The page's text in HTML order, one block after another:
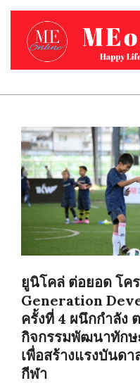
Skip
content
Primary
Menu
ยูนิโคล่ ต่อยอด โค
Generation
ครั้งที่ 4 ผนึกกำลัง
กิจกรรมพัฒนาทักษ
เพื่อสร้างแรงบันด
กีฬา